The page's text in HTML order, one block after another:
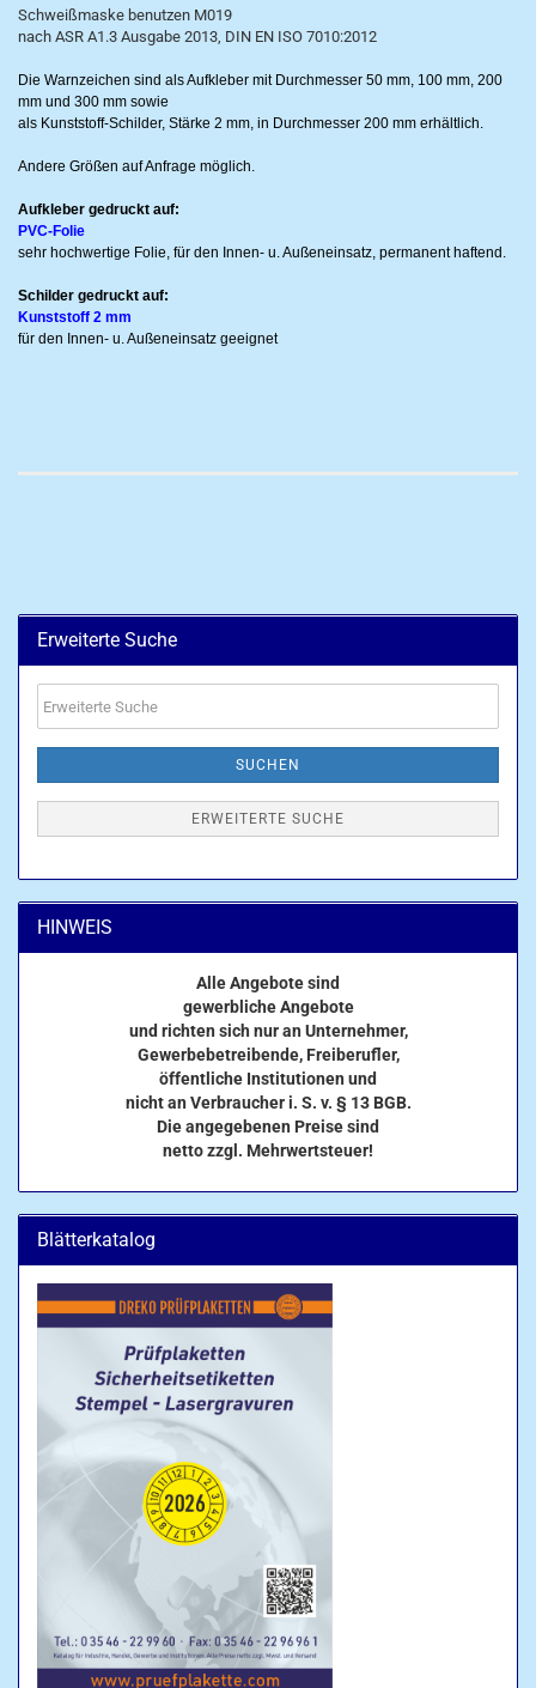
Schweißmaske benutzen M019
nach ASR A1.3 Ausgabe 2013, DIN EN ISO 7010:2012
Die Warnzeichen sind als Aufkleber mit Durchmesser 50 mm, 100 mm, 200
mm und 300 mm sowie
als Kunststoff-Schilder, Stärke 2 mm, in Durchmesser 200 mm erhältlich.
Andere Größen auf Anfrage möglich.
Aufkleber gedruckt auf:
PVC-Folie
sehr hochwertige Folie, für den Innen- u. Außeneinsatz, permanent haftend.
Schilder gedruckt auf:
Kunststoff 2 mm
für den Innen- u. Außeneinsatz geeignet
Erweiterte Suche
Suche
SUCHEN
ERWEITERTE SUCHE
HINWEIS
Alle Angebote sind
gewerbliche Angebote
und richten sich nur an Unternehmer,
Gewerbebetreibende, Freiberufler,
öffentliche Institutionen und
nicht an Verbraucher i. S. v. § 13 BGB.
Die angegebenen Preise sind
netto zzgl. Mehrwertsteuer!
Blätterkatalog